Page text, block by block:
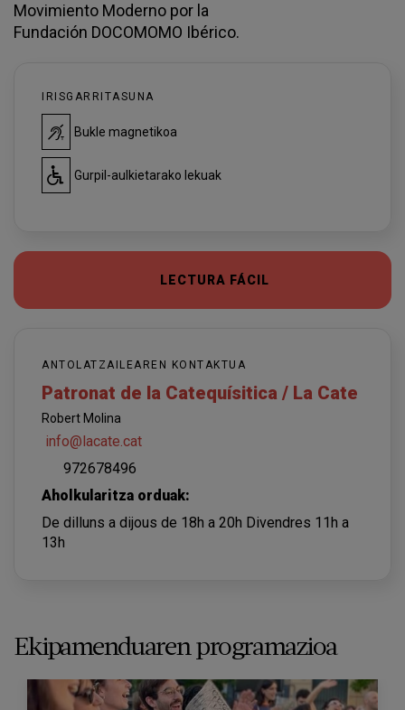
Movimiento Moderno por la
Fundación DOCOMOMO Ibérico.
IRISGARRITASUNA
Bukle magnetikoa
Gurpil-aulkietarako lekuak
LECTURA FÁCIL
ANTOLATZAILEAREN KONTAKTUA
Patronat de la Catequísitica / La Cate
Robert Molina
info@lacate.cat
972678496
Aholkularitza orduak:
De dilluns a dijous de 18h a 20h Divendres 11h a
13h
Ekipamenduaren programazioa